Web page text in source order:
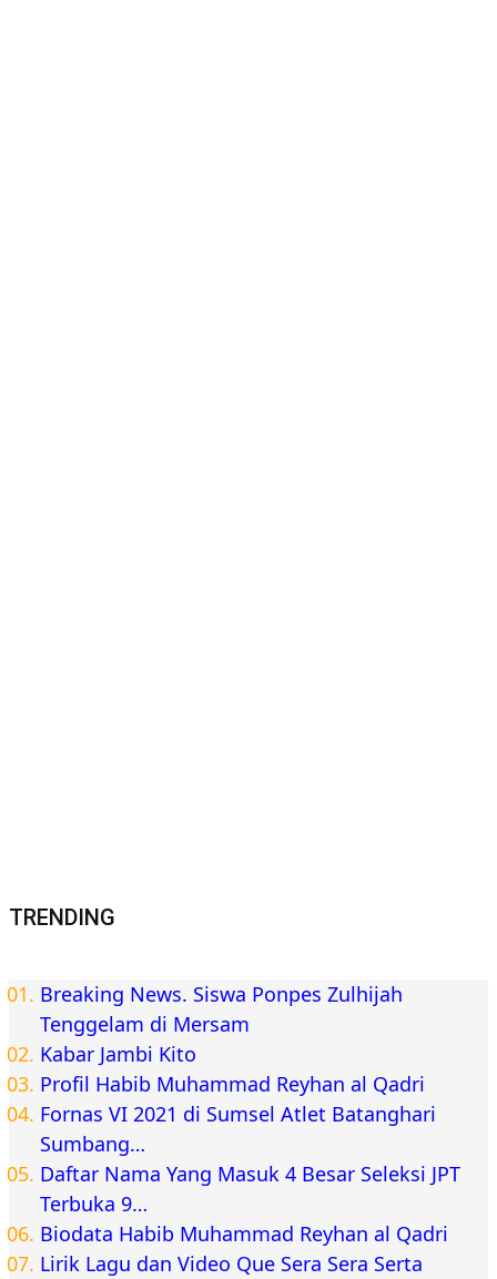
TRENDING
Breaking News. Siswa Ponpes Zulhijah
Tenggelam di Mersam
Kabar Jambi Kito
Profil Habib Muhammad Reyhan al Qadri
Fornas VI 2021 di Sumsel Atlet Batanghari
Sumbang…
Daftar Nama Yang Masuk 4 Besar Seleksi JPT
Terbuka 9…
Biodata Habib Muhammad Reyhan al Qadri
Lirik Lagu dan Video Que Sera Sera Serta